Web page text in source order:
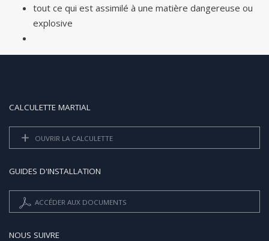
tout ce qui est assimilé à une matière dangereuse ou
explosive
CALCULETTE MARTIAL
OUVRIR LA CALCULETTE
GUIDES D'INSTALLATION
ACCÉDER AUX DOCUMENTS
NOUS SUIVRE